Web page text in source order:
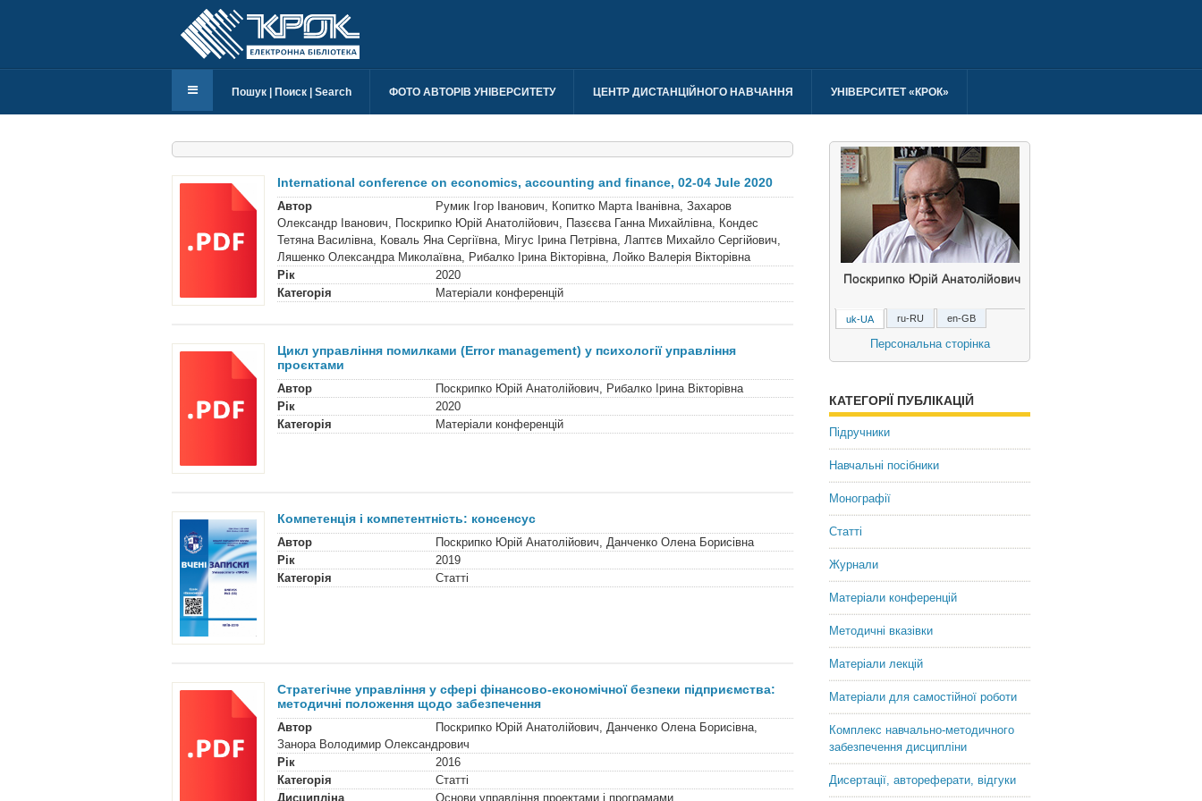
Пошук | Поиск | Search ФОТО АВТОРІВ УНІВЕРСИТЕТУ ЦЕНТР ДИСТАНЦІЙНОГО НАВЧАННЯ УНІВЕРСИТЕТ «КРОК»
International conference on economics, accounting and finance, 02-04 Jule 2020
Автор
Румик Ігор Іванович, Копитко Марта Іванівна, Захаров
Олександр Іванович, Поскрипко Юрій Анатолійович, Пазєєва Ганна Михайлівна, Кондес
Тетяна Василівна, Коваль Яна Сергіївна, Мігус Ірина Петрівна, Лаптєв Михайло Сергійович,
Ляшенко Олександра Миколаївна, Рибалко Ірина Вікторівна, Лойко Валерія Вікторівна
Рік
2020
Категорія
Матеріали конференцій
Цикл управління помилками (Error management) у психології управління
проєктами
Автор
Поскрипко Юрій Анатолійович, Рибалко Ірина Вікторівна
Рік
2020
Категорія
Матеріали конференцій
Компетенція і компетентність: консенсус
Автор
Поскрипко Юрій Анатолійович, Данченко Олена Борисівна
Рік
2019
Категорія
Статті
Стратегічне управління у сфері фінансово-економічної безпеки підприємства:
методичні положення щодо забезпечення
Автор
Поскрипко Юрій Анатолійович, Данченко Олена Борисівна,
Занора Володимир Олександрович
Рік
2016
Категорія
Статті
Дисципліна
Основи управління проектами і програмами
Поскрипко Юрій Анатолійович
Поскрипко Юрий
Анатольевич
uk-UA ru-RU en-GB
Персональна сторінка
КАТЕГОРІЇ ПУБЛІКАЦІЙ
Підручники
Навчальні посібники
Монографії
Статті
Журнали
Матеріали конференцій
Методичні вказівки
Матеріали лекцій
Матеріали для самостійної роботи
Комплекс навчально-методичного
забезпечення дисципліни
Дисертації, автореферати, відгуки